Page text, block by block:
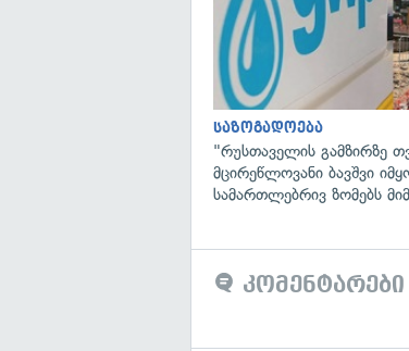
საზოგადოება
"რუსთაველის გამზირზე
მცირეწლოვანი ბავშვი
სამართლებრივ ზომებს
კომენტარები